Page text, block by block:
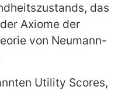
das
Axiome der
von Neumann-
Utility Scores,